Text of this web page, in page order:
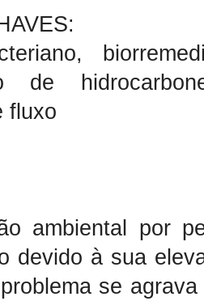
de
fluxo
ambiental por
devido à sua
se